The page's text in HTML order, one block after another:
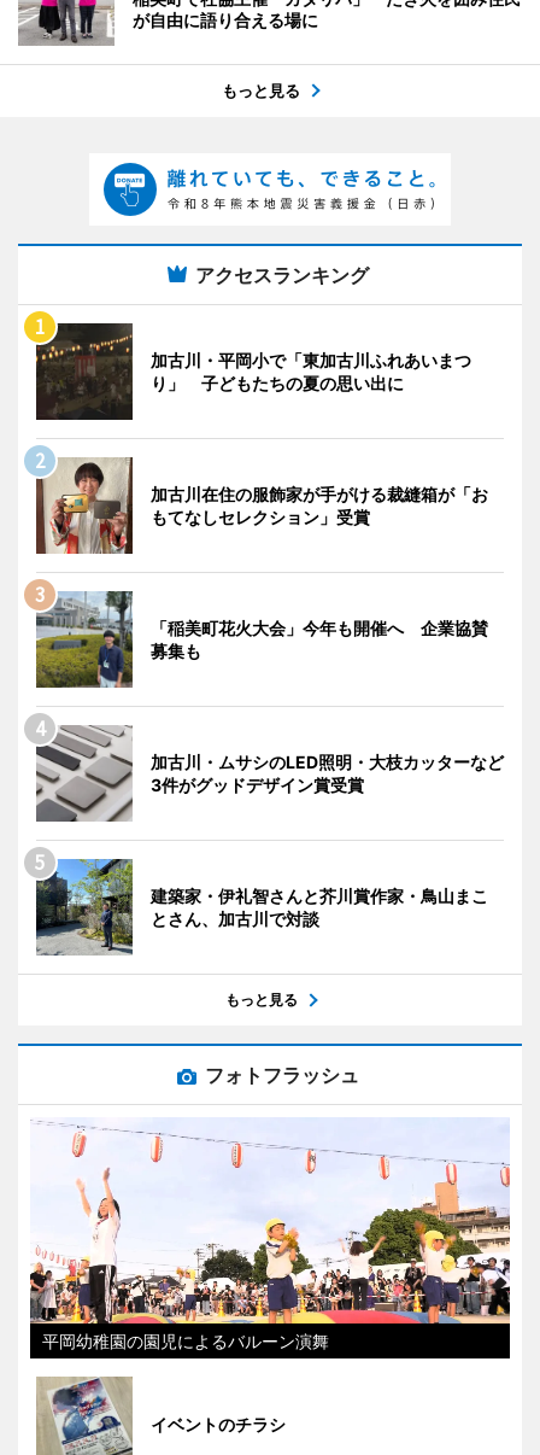
が自由に語り合える場に
もっと見る
アクセスランキング
加古川・平岡小で「東加古川ふれあいまつ
り」 子どもたちの夏の思い出に
加古川在住の服飾家が手がける裁縫箱が「お
もてなしセレクション」受賞
「稲美町花火大会」今年も開催へ 企業協賛
募集も
加古川・ムサシのLED照明・大枝カッターなど
3件がグッドデザイン賞受賞
建築家・伊礼智さんと芥川賞作家・鳥山まこ
とさん、加古川で対談
もっと見る
フォトフラッシュ
平岡幼稚園の園児によるバルーン演舞
イベントのチラシ